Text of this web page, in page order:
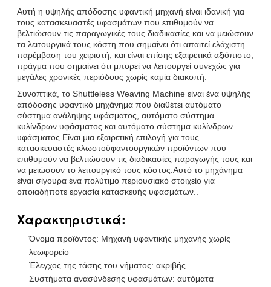
Αυτή η υψηλής απόδοσης υφαντική μηχανή είναι ιδανική για
τους κατασκευαστές υφασμάτων που επιθυμούν να
βελτιώσουν τις παραγωγικές τους διαδικασίες και να μειώσουν
τα λειτουργικά τους κόστη.που σημαίνει ότι απαιτεί ελάχιστη
παρέμβαση του χειριστή, και είναι επίσης εξαιρετικά αξιόπιστο,
πράγμα που σημαίνει ότι μπορεί να λειτουργεί συνεχώς για
μεγάλες χρονικές περιόδους χωρίς καμία διακοπή.
Συνοπτικά, το Shuttleless Weaving Machine είναι ένα υψηλής
απόδοσης υφαντικό μηχάνημα που διαθέτει αυτόματο
σύστημα ανάληψης υφάσματος, αυτόματο σύστημα
κυλίνδρων υφάσματος και αυτόματο σύστημα κυλίνδρων
υφάσματος.Είναι μια εξαιρετική επιλογή για τους
κατασκευαστές κλωστοϋφαντουργικών προϊόντων που
επιθυμούν να βελτιώσουν τις διαδικασίες παραγωγής τους και
να μειώσουν το λειτουργικό τους κόστος.Αυτό το μηχάνημα
είναι σίγουρα ένα πολύτιμο περιουσιακό στοιχείο για
οποιαδήποτε εργασία κατασκευής υφασμάτων..
Χαρακτηριστικά:
Όνομα προϊόντος: Μηχανή υφαντικής μηχανής χωρίς
λεωφορείο
Έλεγχος της τάσης του νήματος: ακριβής
Συστήματα ανασύνδεσης υφασμάτων: αυτόματα